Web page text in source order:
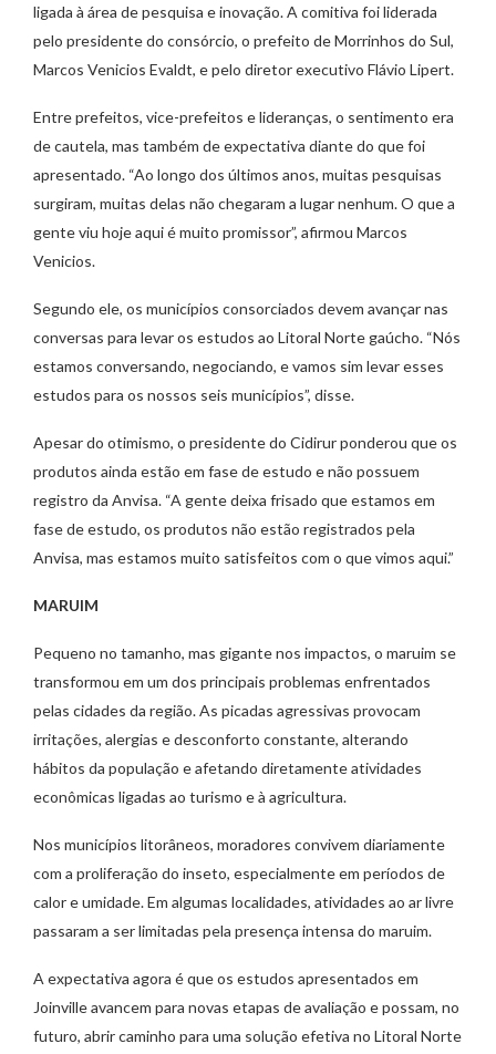
ligada à área de pesquisa e inovação. A comitiva foi liderada
pelo presidente do consórcio, o prefeito de Morrinhos do Sul,
Marcos Venicios Evaldt, e pelo diretor executivo Flávio Lipert.
Entre prefeitos, vice-prefeitos e lideranças, o sentimento era
de cautela, mas também de expectativa diante do que foi
apresentado. “Ao longo dos últimos anos, muitas pesquisas
surgiram, muitas delas não chegaram a lugar nenhum. O que a
gente viu hoje aqui é muito promissor”, afirmou Marcos
Venicios.
Segundo ele, os municípios consorciados devem avançar nas
conversas para levar os estudos ao Litoral Norte gaúcho. “Nós
estamos conversando, negociando, e vamos sim levar esses
estudos para os nossos seis municípios”, disse.
Apesar do otimismo, o presidente do Cidirur ponderou que os
produtos ainda estão em fase de estudo e não possuem
registro da Anvisa. “A gente deixa frisado que estamos em
fase de estudo, os produtos não estão registrados pela
Anvisa, mas estamos muito satisfeitos com o que vimos aqui.”
MARUIM
Pequeno no tamanho, mas gigante nos impactos, o maruim se
transformou em um dos principais problemas enfrentados
pelas cidades da região. As picadas agressivas provocam
irritações, alergias e desconforto constante, alterando
hábitos da população e afetando diretamente atividades
econômicas ligadas ao turismo e à agricultura.
Nos municípios litorâneos, moradores convivem diariamente
com a proliferação do inseto, especialmente em períodos de
calor e umidade. Em algumas localidades, atividades ao ar livre
passaram a ser limitadas pela presença intensa do maruim.
A expectativa agora é que os estudos apresentados em
Joinville avancem para novas etapas de avaliação e possam, no
futuro, abrir caminho para uma solução efetiva no Litoral Norte